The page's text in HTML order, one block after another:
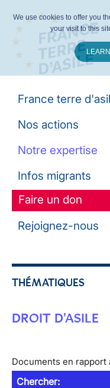
France terre
Nos actions
Notre expertise
Infos migrants
Faire un don
Rejoignez-nous
THÉMATIQUES
DROIT D'ASILE
Documents en
Chercher:
We use cookies to offer you
your visit to this